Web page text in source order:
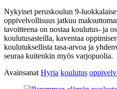
Nykyiset peruskoulun 9-
oppivelvollisuus jatkuu
tavoitteena on nostaa koulutus- ja
koulutusasteilla, kaventaa
koulutuksellista tasa-arvoa ja
seuraa kuitenkin myös varjopuolia.
Avainsanat Hyria koulutus